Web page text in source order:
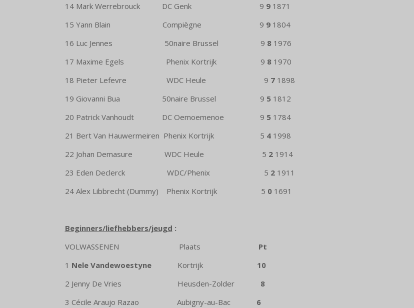
14 Mark Werrebrouck DC Genk 9 9 1871
15 Yann Blain Compiègne 9 9 1804
16 Luc Jennes 50naire Brussel 9 8 1976
17 Maxime Egels Phenix Kortrijk 9 8 1970
18 Pieter Lefevre WDC Heule 9 7 1898
19 Giovanni Bua 50naire Brussel 9 5 1812
20 Patrick Vanhoudt DC Oemoemenoe 9 5 1784
21 Bert Van Hauwermeiren Phenix Kortrijk 5 4 1998
22 Johan Demasure WDC Heule 5 2 1914
23 Eden Declerck WDC/Phenix 5 2 1911
24 Alex Libbrecht (Dummy) Phenix Kortrijk 5 0 1691
Beginners/liefhebbers/jeugd :
VOLWASSENEN Plaats Pt
1 Nele VandewoestyneKortrijk 10
2 Jenny De Vries Heusden-Zolder
8
3 Cécile Araujo Razao Aubigny-au-Bac 6